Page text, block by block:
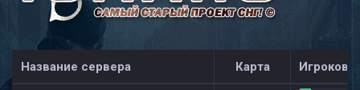
Название сервера Карта Игроков